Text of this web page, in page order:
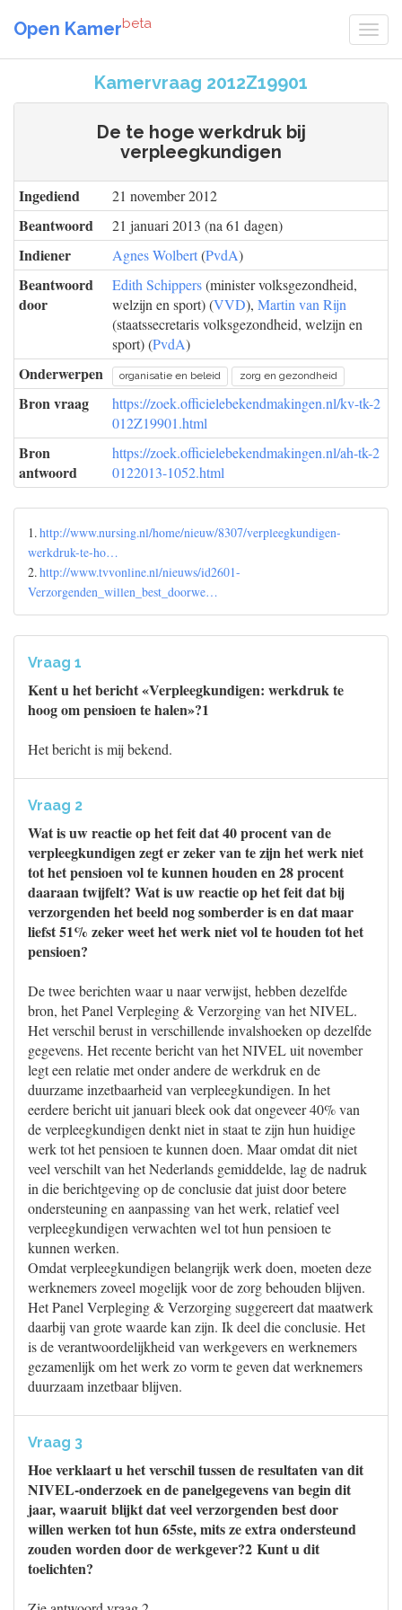
Open Kamerbeta
Kamervraag 2012Z19901
De te hoge werkdruk bij
verpleegkundigen
Ingediend 21 november 2012
Beantwoord 21 januari 2013 (na 61 dagen)
Indiener Agnes Wolbert(PvdA)
Beantwoord
door
Edith Schippers(minister volksgezondheid,
welzijn en sport) (VVD), Martin van Rijn
(staatssecretaris volksgezondheid, welzijn en
sport) (PvdA)
Onderwerpen organisatie en beleid zorg en gezondheid
Bron vraag
https://zoek.officielebekendmakingen.nl/kv-tk-2
012Z19901.html
Bron
antwoord
https://zoek.officielebekendmakingen.nl/ah-tk-2
0122013-1052.html
1.http://www.nursing.nl/home/nieuw/8307/verpleegkundigen-
werkdruk-te-ho…
2.http://www.tvvonline.nl/nieuws/id2601-
Verzorgenden_willen_best_doorwe…
Vraag 1
Kent u het bericht «Verpleegkundigen: werkdruk te
hoog om pensioen te halen»?1
Het bericht is mij bekend.
Vraag 2
Wat is uw reactie op het feit dat 40 procent van de
verpleegkundigen zegt er zeker van te zijn het werk niet
tot het pensioen vol te kunnen houden en 28 procent
daaraan twijfelt? Wat is uw reactie op het feit dat bij
verzorgenden het beeld nog somberder is en dat maar
liefst 51% zeker weet het werk niet vol te houden tot het
pensioen?
De twee berichten waar u naar verwijst, hebben dezelfde
bron, het Panel Verpleging & Verzorging van het NIVEL.
Het verschil berust in verschillende invalshoeken op dezelfde
gegevens. Het recente bericht van het NIVEL uit november
legt een relatie met onder andere de werkdruk en de
duurzame inzetbaarheid van verpleegkundigen. In het
eerdere bericht uit januari bleek ook dat ongeveer 40% van
de verpleegkundigen denkt niet in staat te zijn hun huidige
werk tot het pensioen te kunnen doen. Maar omdat dit niet
veel verschilt van het Nederlands gemiddelde, lag de nadruk
in die berichtgeving op de conclusie dat juist door betere
ondersteuning en aanpassing van het werk, relatief veel
verpleegkundigen verwachten wel tot hun pensioen te
kunnen werken.
Omdat verpleegkundigen belangrijk werk doen, moeten deze
werknemers zoveel mogelijk voor de zorg behouden blijven.
Het Panel Verpleging & Verzorging suggereert dat maatwerk
daarbij van grote waarde kan zijn. Ik deel die conclusie. Het
is de verantwoordelijkheid van werkgevers en werknemers
gezamenlijk om het werk zo vorm te geven dat werknemers
duurzaam inzetbaar blijven.
Vraag 3
Hoe verklaart u het verschil tussen de resultaten van dit
NIVEL-onderzoek en de panelgegevens van begin dit
jaar, waaruit blijkt dat veel verzorgenden best door
willen werken tot hun 65ste, mits ze extra ondersteund
zouden worden door de werkgever?2 Kunt u dit
toelichten?